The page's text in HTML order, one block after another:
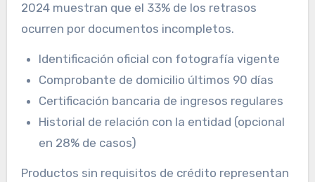
2024 muestran que el 33% de los retrasos
ocurren por documentos incompletos.
Identificación oficial con fotografía vigente
Comprobante de domicilio últimos 90 días
Certificación bancaria de ingresos regulares
Historial de relación con la entidad (opcional
en 28% de casos)
Productos sin requisitos de crédito representan